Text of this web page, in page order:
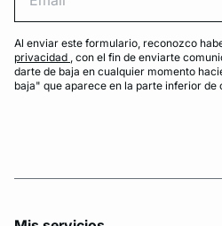
Al enviar este formulario, reconozco
privacidad , con el fin de enviarte
darte de baja en cualquier momento
baja" que aparece en la parte inferior